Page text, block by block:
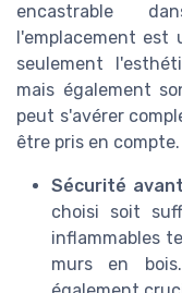
encastrable
l'emplacement
seulement
mais également
peut s'avérer
être pris en compte.
Sécurité
choisi soit
inflammables
murs en